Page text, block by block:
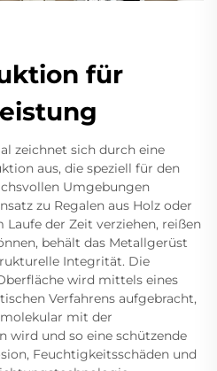
für
zeichnet sich durch eine
aus, die speziell für den
Umgebungen
zu Regalen aus Holz oder
der Zeit verziehen, reißen
behält das Metallgerüst
Integrität. Die
wird mittels eines
Verfahrens aufgebracht,
mit der
wird und so eine schützende
Feuchtigkeitsschäden und